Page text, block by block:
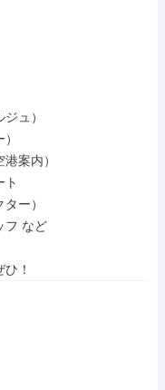
ュ）
案内）
ト
ー）
フ など
！